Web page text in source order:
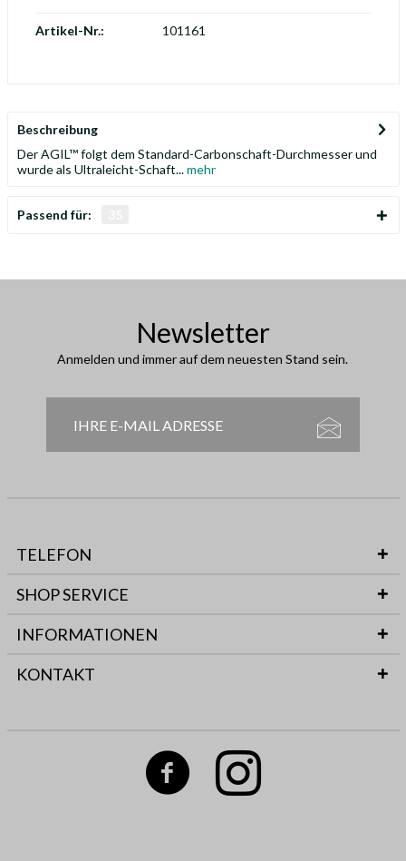
Artikel-Nr.: 101161
Beschreibung
Der AGIL™ folgt dem Standard-Carbonschaft-Durchmesser und
wurde als Ultraleicht-Schaft...mehr
Passend für:
Newsletter
Anmelden und immer auf dem neuesten Stand sein.
TELEFON
SHOP SERVICE
INFORMATIONEN
KONTAKT